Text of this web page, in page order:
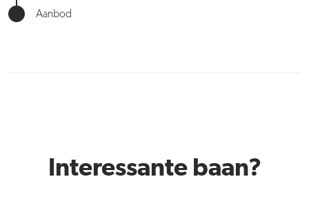
Aanbod
Interessante baan?